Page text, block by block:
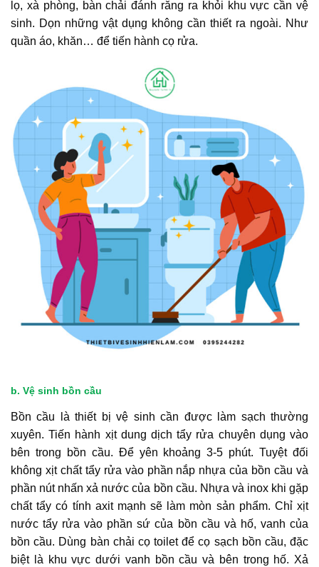
lọ, xà phòng, bàn chải đánh răng ra khỏi khu vực cần vệ
sinh. Dọn những vật dụng không cần thiết ra ngoài. Như
quần áo, khăn… để tiến hành cọ rửa.
b. Vệ sinh bồn cầu
Bồn cầu là thiết bị vệ sinh cần được làm sạch thường
xuyên. Tiến hành xịt dung dịch tẩy rửa chuyên dụng vào
bên trong bồn cầu. Để yên khoảng 3-5 phút. Tuyệt đối
không xịt chất tẩy rửa vào phần nắp nhựa của bồn cầu và
phần nút nhấn xả nước của bồn cầu. Nhựa và inox khi gặp
chất tẩy có tính axit mạnh sẽ làm mòn sản phẩm. Chỉ xịt
nước tẩy rửa vào phần sứ của bồn cầu và hố, vanh của
bồn cầu. Dùng bàn chải cọ toilet để cọ sạch bồn cầu, đặc
biệt là khu vực dưới vanh bồn cầu và bên trong hố. Xả